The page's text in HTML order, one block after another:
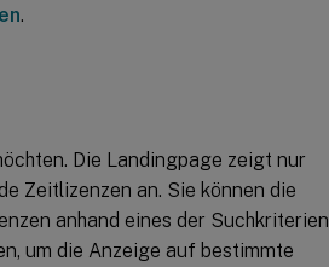
.
Die Landingpage zeigt nur
Zeitlizenzen an. Sie können die
anhand eines der Suchkriterien
um die Anzeige auf bestimmte